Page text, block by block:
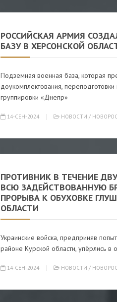
РОССИЙСКАЯ АРМИЯ
БАЗУ В ХЕРСОНСКОЙ
Подземная военная база, которая
доукомплектования,
группировки «Днепр»
14-СЕН-2024 НОВОСТИ /
ПРОТИВНИК В ТЕЧЕНИЕ
ВСЮ ЗАДЕЙСТВОВАННУЮ
ПРОРЫВА К ОБУХОВКЕ
ОБЛАСТИ
Украинские войска, предприняв
районе Курской области, упёрлись
14-СЕН-2024 НОВОСТИ /